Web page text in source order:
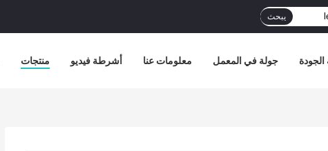
يبحث
منتجات أشرطة فيديو معلومات عنا جولة في المعمل الجودة